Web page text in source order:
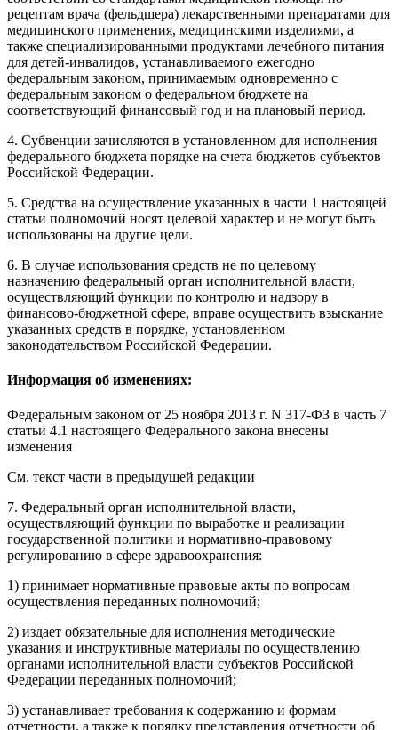
рецептам врача (фельдшера) лекарственными препаратами для
медицинского применения, медицинскими изделиями, а
также специализированными продуктами лечебного питания
для детей-инвалидов, устанавливаемого ежегодно
федеральным законом, принимаемым одновременно с
федеральным законом о федеральном бюджете на
соответствующий финансовый год и на плановый период.
4. Субвенции зачисляются в установленном для исполнения
федерального бюджета порядке на счета бюджетов субъектов
Российской Федерации.
5. Средства на осуществление указанных в части 1 настоящей
статьи полномочий носят целевой характер и не могут быть
использованы на другие цели.
6. В случае использования средств не по целевому
назначению федеральный орган исполнительной власти,
осуществляющий функции по контролю и надзору в
финансово-бюджетной сфере, вправе осуществить взыскание
указанных средств в порядке, установленном
законодательством Российской Федерации.
Информация об изменениях:
Федеральным законом от 25 ноября 2013 г. N 317-ФЗ в часть 7
статьи 4.1 настоящего Федерального закона внесены
изменения
См. текст части в предыдущей редакции
7. Федеральный орган исполнительной власти,
осуществляющий функции по выработке и реализации
государственной политики и нормативно-правовому
регулированию в сфере здравоохранения:
1) принимает нормативные правовые акты по вопросам
осуществления переданных полномочий;
2) издает обязательные для исполнения методические
указания и инструктивные материалы по осуществлению
органами исполнительной власти субъектов Российской
Федерации переданных полномочий;
3) устанавливает требования к содержанию и формам
отчетности, а также к порядку представления отчетности об